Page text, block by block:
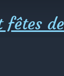
fêtes